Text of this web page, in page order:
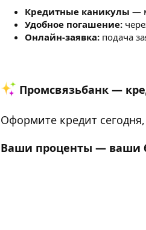
Кредитные каникулы —
Удобное погашение:
Онлайн-заявка: подача
Промсвязьбанк —
Оформите кредит
Ваши проценты — ваши